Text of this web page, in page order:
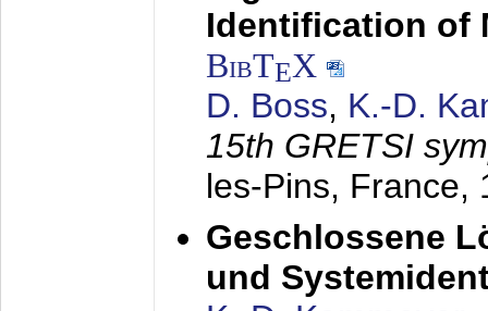
Identification of
BibTEX
D. Boss, K.-D.
15th GRETSI
les-Pins, France,
Geschlossene
und